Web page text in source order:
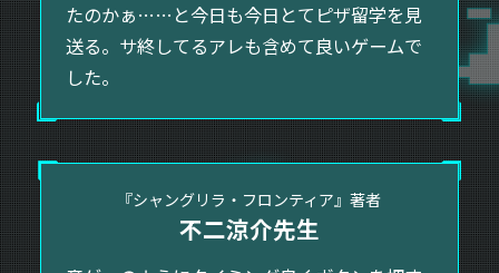
たのかぁ……と今日も今日とてピザ留学を見
送る。サ終してるアレも含めて良いゲームで
した。
『シャングリラ・フロンティア』著者
不二涼介先生